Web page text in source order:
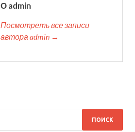
О admin
Посмотреть все записи
автора admin →